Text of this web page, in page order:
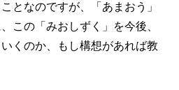
となのですが、「あまおう」
この「みおしずく」を今後、
くのか、もし構想があれば教